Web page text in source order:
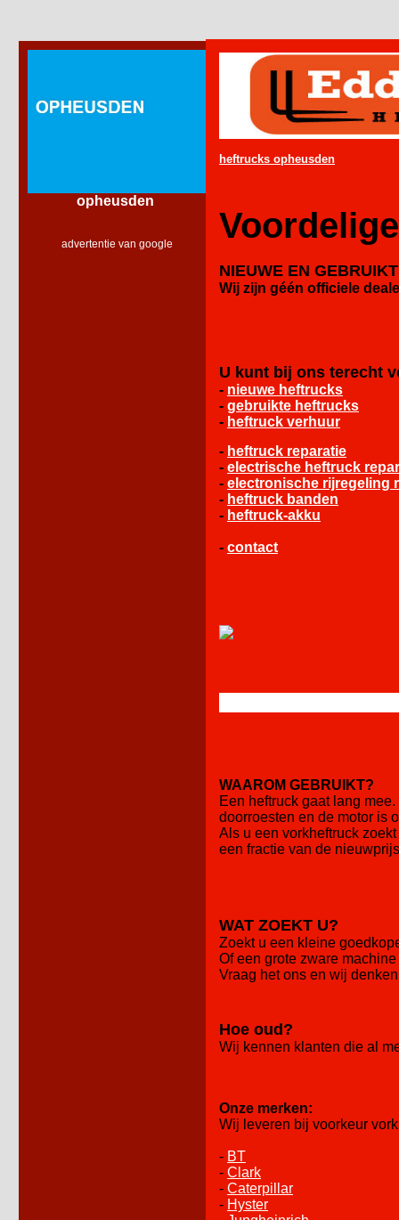
opheusden
advertentie van google
heftrucks opheusden
NIEUWE EN
Wij zijn géén officiele
U kunt bij ons terecht
- nieuwe heftrucks
- gebruikte heftrucks
- heftruck verhuur
- heftruck reparatie
- electrische heftruck
- electronische rijregeling
- heftruck banden
- heftruck-akku
- contact
WAAROM GEBRUIKT?
Een heftruck gaat lang
doorroesten en de motor is
Als u een vorkheftruck
een fractie van de
WAT ZOEKT U?
Zoekt u een kleine
Of een grote zware
Vraag het ons en wij
Hoe oud?
Wij kennen klanten die al
Onze merken:
Wij leveren bij voorkeur
- BT
- Clark
- Caterpillar
- Hyster